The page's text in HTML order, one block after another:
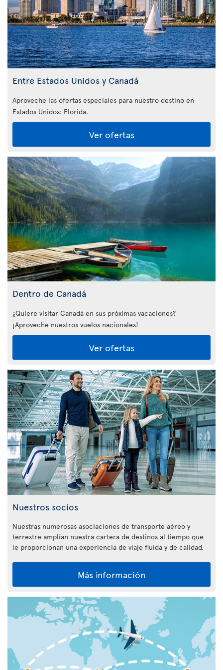
Entre Estados Unidos y Canadá
Aproveche las ofertas especiales para nuestro destino en
Estados Unidos: Florida.
Ver ofertas
Dentro de Canadá
¿Quiere visitar Canadá en sus próximas vacaciones?
¡Aproveche nuestros vuelos nacionales!
Ver ofertas
Nuestros socios
Nuestras numerosas asociaciones de transporte aéreo y
terrestre amplían nuestra cartera de destinos al tiempo que
le proporcionan una experiencia de viaje fluida y de calidad.
Más información